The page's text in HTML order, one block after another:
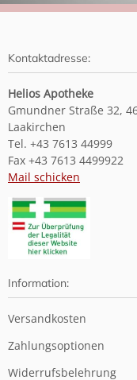
Kontaktadresse:
Helios Apotheke
Gmundner Straße 32,
Laakirchen
Tel. +43 7613 44999
Fax +43 7613 4499922
Mail schicken
Information:
Versandkosten
Zahlungsoptionen
Widerrufsbelehrung